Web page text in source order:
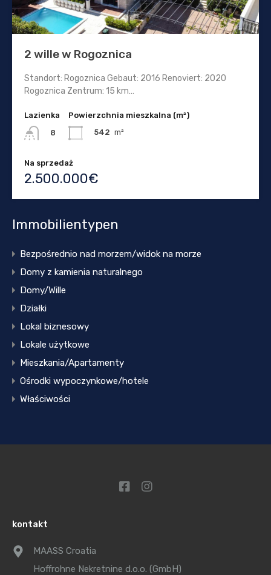
2 wille w Rogoznica
Standort: Rogoznica Gebaut: 2016 Renoviert: 2020
Rogoznica Zentrum: 15 km…
Lazienka
8
Powierzchnia mieszkalna (m²)
542 m²
Na sprzedaż
2.500.000€
Immobilientypen
Bezpośrednio nad morzem/widok na morze
Domy z kamienia naturalnego
Domy/Wille
Działki
Lokal biznesowy
Lokale użytkowe
Mieszkania/Apartamenty
Ośrodki wypoczynkowe/hotele
Właściwości
kontakt
MAASS Croatia
Hoffrohne Nekretnine d.o.o. (GmbH)